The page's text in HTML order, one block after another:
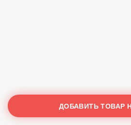
ДОБАВИТЬ ТОВАР